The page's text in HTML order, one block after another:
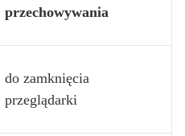
przechowywania
do zamknięcia
przeglądarki